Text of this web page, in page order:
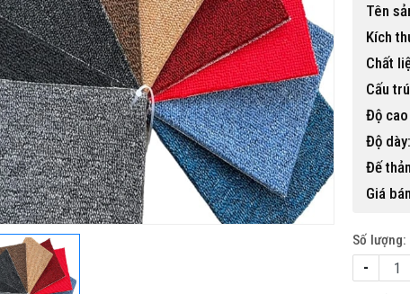
gỗ nhựa ngoài trời BP-456
15,500,000 đ
Tên
Kích
Chất
Cấu
Độ
Độ dày:
Đế
Giá
Số lượng:
-